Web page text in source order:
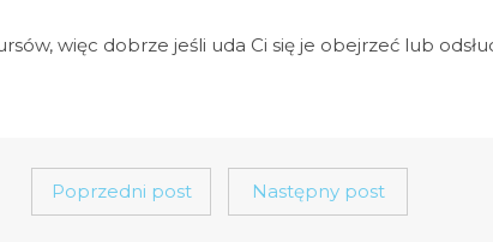
więc dobrze jeśli uda Ci się je obejrzeć lub
Poprzedni post Następny post